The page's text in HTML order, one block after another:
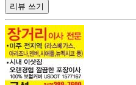
리뷰 쓰기